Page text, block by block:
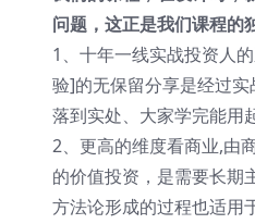
问题，这正是我们课程的
1、十年一线实战投资人
验]的无保留分享是经过
落到实处、大家学完能用
2、更高的维度看商业,由
的价值投资，是需要长期
方法论形成的过程也适用